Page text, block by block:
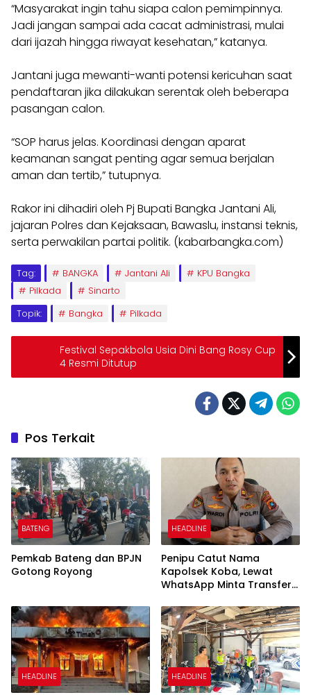
“Masyarakat ingin tahu siapa calon pemimpinnya.
Jadi jangan sampai ada cacat administrasi, mulai
dari ijazah hingga riwayat kesehatan,” katanya.
Jantani juga mewanti-wanti potensi kericuhan saat
pendaftaran jika dilakukan serentak oleh beberapa
pasangan calon.
“SOP harus jelas. Koordinasi dengan aparat
keamanan sangat penting agar semua berjalan
aman dan tertib,” tutupnya.
Rakor ini dihadiri oleh Pj Bupati Bangka Jantani Ali,
jajaran Polres dan Kejaksaan, Bawaslu, instansi teknis,
serta perwakilan partai politik. (kabarbangka.com)
Tag: BANGKA Jantani Ali
KPU Bangka
Pilkada
Sinarto
Topik:
Bangka Pilkada
Festival Sepakbola Usia Dini Bang Rosy Cup
4 Resmi Ditutup
Pos Terkait
BATENG
Pemkab Bateng dan BPJN
Gotong Royong
HEADLINE
Penipu Catut Nama
Kapolsek Koba, Lewat
WhatsApp Minta Transfer
HEADLINE HEADLINE